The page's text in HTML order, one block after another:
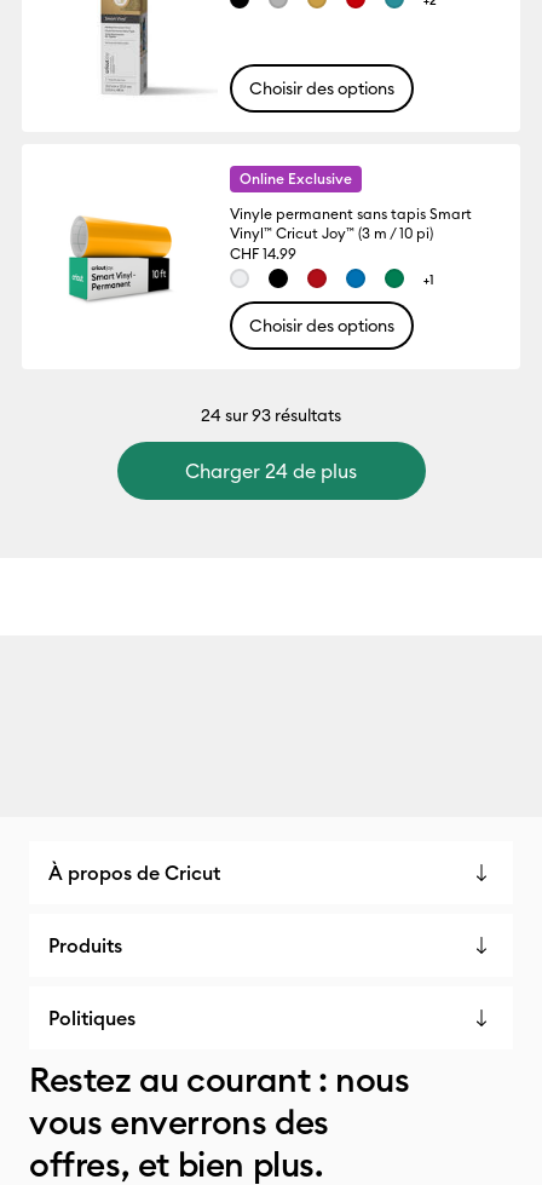
Choisir des options
Online Exclusive
Vinyle permanent sans tapis Smart
Vinyl™ Cricut Joy™ (3 m / 10 pi)
CHF 14.99
+1
Choisir des options
24sur 93 résultats
Charger 24 de plus
À propos de Cricut
Produits
Politiques
Restez au courant : nous
vous enverrons des
offres, et bien plus.